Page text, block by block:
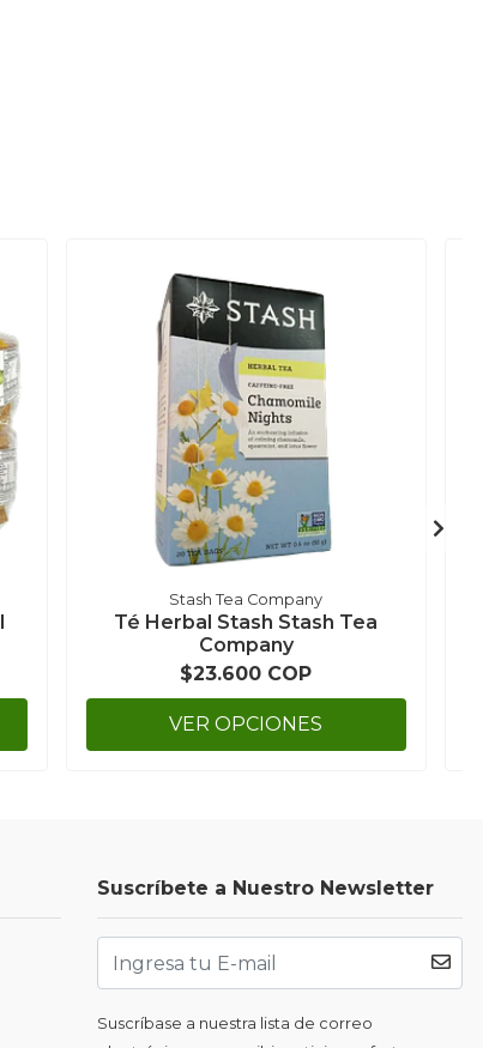
Stash Tea Company
Té Herbal Stash Stash Tea
Company
$23.600 COP
VER OPCIONES
Suscríbete a Nuestro Newsletter
Suscríbase a nuestra lista de correo